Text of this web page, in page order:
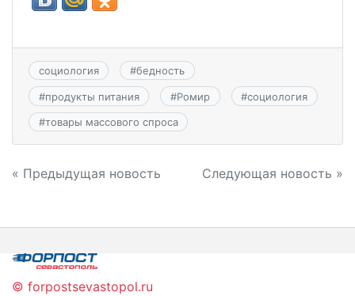
социология #бедность
#продукты питания #Ромир #социология
#товары массового спроса
Навигация
записям
« Предыдущая новость Следующая новость »
© forpostsevastopol.ru